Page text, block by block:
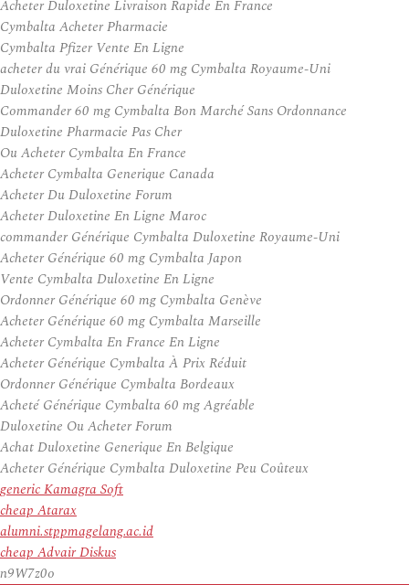
Acheter Duloxetine Livraison Rapide En France
Cymbalta Acheter Pharmacie
Cymbalta Pfizer Vente En Ligne
acheter du vrai Générique 60 mg Cymbalta Royaume-Uni
Duloxetine Moins Cher Générique
Commander 60 mg Cymbalta Bon Marché Sans Ordonnance
Duloxetine Pharmacie Pas Cher
Ou Acheter Cymbalta En France
Acheter Cymbalta Generique Canada
Acheter Du Duloxetine Forum
Acheter Duloxetine En Ligne Maroc
commander Générique Cymbalta Duloxetine Royaume-Uni
Acheter Générique 60 mg Cymbalta Japon
Vente Cymbalta Duloxetine En Ligne
Ordonner Générique 60 mg Cymbalta Genève
Acheter Générique 60 mg Cymbalta Marseille
Acheter Cymbalta En France En Ligne
Acheter Générique Cymbalta À Prix Réduit
Ordonner Générique Cymbalta Bordeaux
Acheté Générique Cymbalta 60 mg Agréable
Duloxetine Ou Acheter Forum
Achat Duloxetine Generique En Belgique
Acheter Générique Cymbalta Duloxetine Peu Coûteux
generic Kamagra Soft
cheap Atarax
alumni.stppmagelang.ac.id
cheap Advair Diskus
n9W7z0o